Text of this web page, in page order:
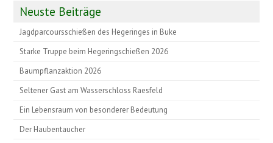
Neuste Beiträge
Jagdparcoursschießen des Hegeringes in Buke
Starke Truppe beim Hegeringschießen 2026
Baumpflanzaktion 2026
Seltener Gast am Wasserschloss Raesfeld
Ein Lebensraum von besonderer Bedeutung
Der Haubentaucher